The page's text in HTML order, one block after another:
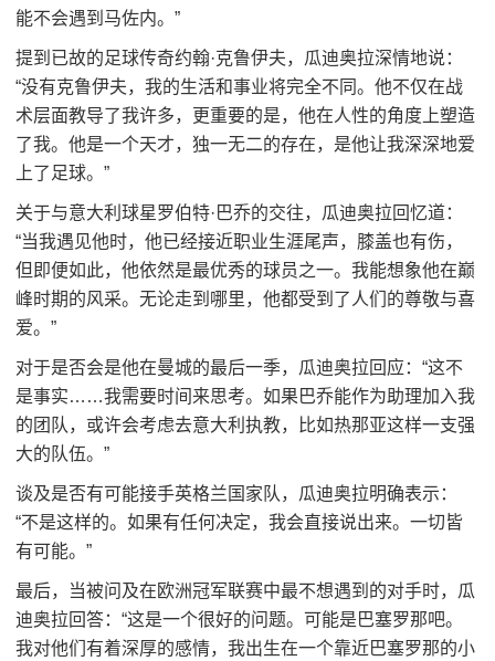
能不会遇到马佐内。”
提到已故的足球传奇约翰·克鲁伊夫，瓜迪奥拉深情地说：
“没有克鲁伊夫，我的生活和事业将完全不同。他不仅在战
术层面教导了我许多，更重要的是，他在人性的角度上塑造
了我。他是一个天才，独一无二的存在，是他让我深深地爱
上了足球。”
关于与意大利球星罗伯特·巴乔的交往，瓜迪奥拉回忆道：
“当我遇见他时，他已经接近职业生涯尾声，膝盖也有伤，
但即便如此，他依然是最优秀的球员之一。我能想象他在巅
峰时期的风采。无论走到哪里，他都受到了人们的尊敬与喜
爱。”
对于是否会是他在曼城的最后一季，瓜迪奥拉回应：“这不
是事实……我需要时间来思考。如果巴乔能作为助理加入我
的团队，或许会考虑去意大利执教，比如热那亚这样一支强
大的队伍。”
谈及是否有可能接手英格兰国家队，瓜迪奥拉明确表示：
“不是这样的。如果有任何决定，我会直接说出来。一切皆
有可能。”
最后，当被问及在欧洲冠军联赛中最不想遇到的对手时，瓜
迪奥拉回答：“这是一个很好的问题。可能是巴塞罗那吧。
我对他们有着深厚的感情，我出生在一个靠近巴塞罗那的小